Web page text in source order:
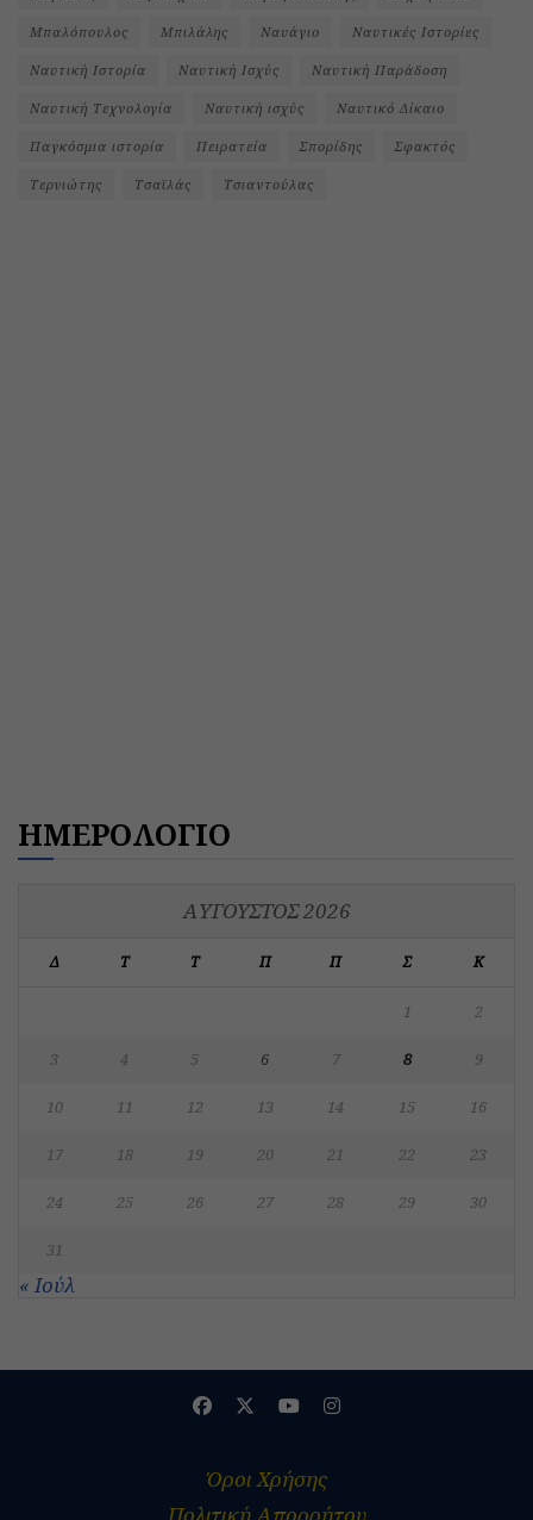
Μπαλόπουλος Μπιλάλης Ναυάγιο Ναυτικές Ιστορίες
Ναυτική Ιστορία Ναυτική Ισχύς Ναυτική Παράδοση
Ναυτική Τεχνολογία Ναυτική ισχύς Ναυτικό Δίκαιο
Παγκόσμια ιστορία Πειρατεία Σπορίδης Σφακτός
Τερνιώτης Τσαϊλάς Τσιαντούλας
ΗΜΕΡΟΛΟΓΙΟ
ΑΎΓΟΥΣΤΟΣ 2026
Δ Τ Τ Π Π Σ Κ
1 2
3 4 5 6 7 8 9
10 11 12 13 14 15 16
17 18 19 20 21 22 23
24 25 26 27 28 29 30
31
« Ιούλ
Όροι Χρήσης
Πολιτική Απορρήτου